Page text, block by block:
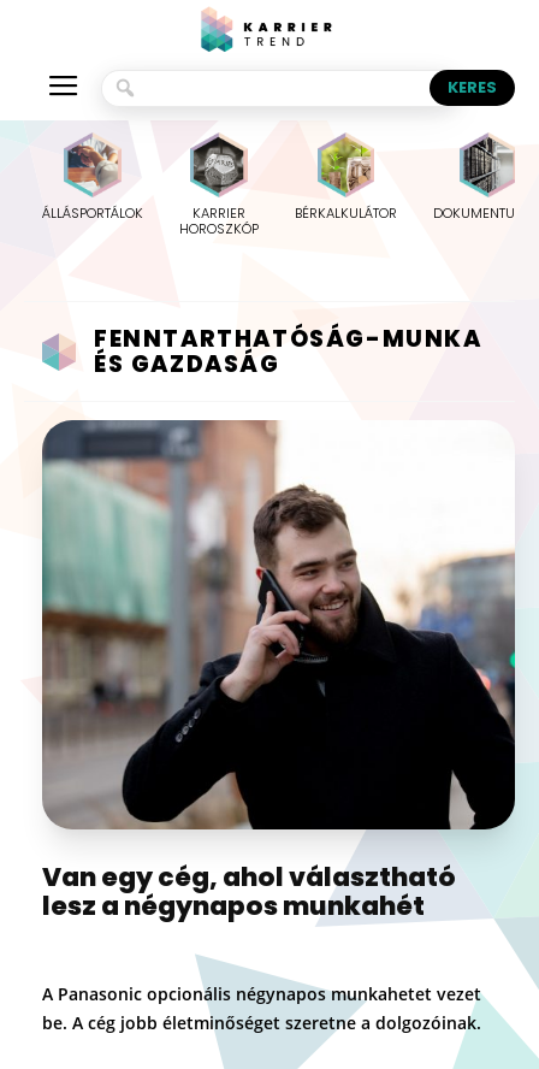
ÁLLÁSPORTÁLOK
KARRIER
HOROSZKÓP
BÉRKALKULÁTOR
FENNTARTHATÓSÁG-MUNKA
ÉS GAZDASÁG
Van egy cég, ahol választható
lesz a négynapos munkahét
A Panasonic opcionális négynapos munkahetet vezet
be. A cég jobb életminőséget szeretne a dolgozóinak.